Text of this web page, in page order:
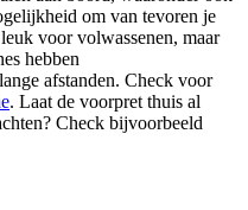
om van tevoren je
voor volwassenen, maar
hebben
afstanden. Check voor
. Laat de voorpret thuis al
Check bijvoorbeeld